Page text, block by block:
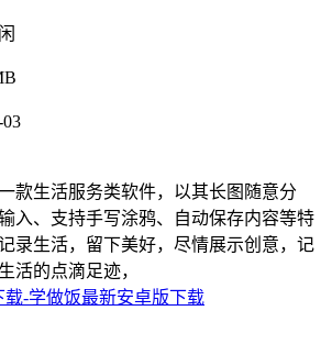
03
款生活服务类软件，以其长图随意分
入、支持手写涂鸦、自动保存内容等特
录生活，留下美好，尽情展示创意，记
活的点滴足迹，